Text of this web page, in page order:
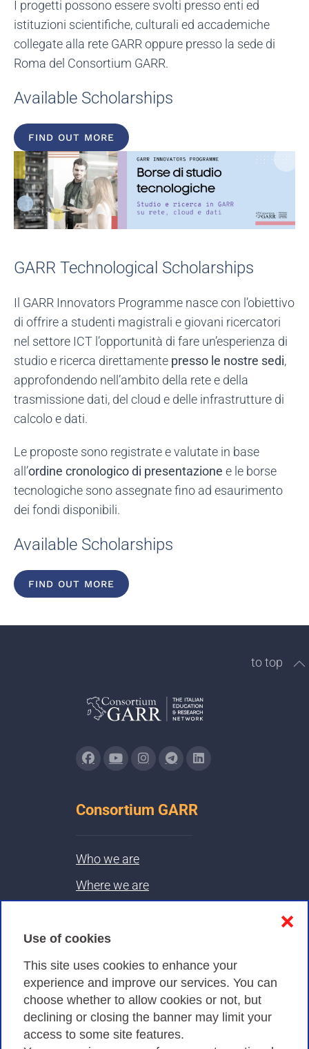
Use of cookies
This site uses cookies to enhance your
experience and improve our services. You can
choose whether to allow cookies or not, but
declining or closing the banner may limit your
access to some site features.
❌
I progetti possono essere svolti presso enti ed
istituzioni scientifiche, culturali ed accademiche
collegate alla rete GARR oppure presso la sede di
Roma del Consortium GARR.
Available Scholarships
FIND OUT MORE
GARR Technological Scholarships
Il GARR Innovators Programme nasce con l’obiettivo
di offrire a studenti magistrali e giovani ricercatori
nel settore ICT l’opportunità di fare un’esperienza di
studio e ricerca direttamente presso le nostre sedi,
approfondendo nell’ambito della rete e della
trasmissione dati, del cloud e delle infrastrutture di
calcolo e dati.
Le proposte sono registrate e valutate in base
all’ordine cronologico di presentazione e le borse
tecnologiche sono assegnate fino ad esaurimento
dei fondi disponibili.
Available Scholarships
FIND OUT MORE
to top
Consortium GARR
Who we are
Where we are
Privacy
Privacy Policy
Cookies Policy